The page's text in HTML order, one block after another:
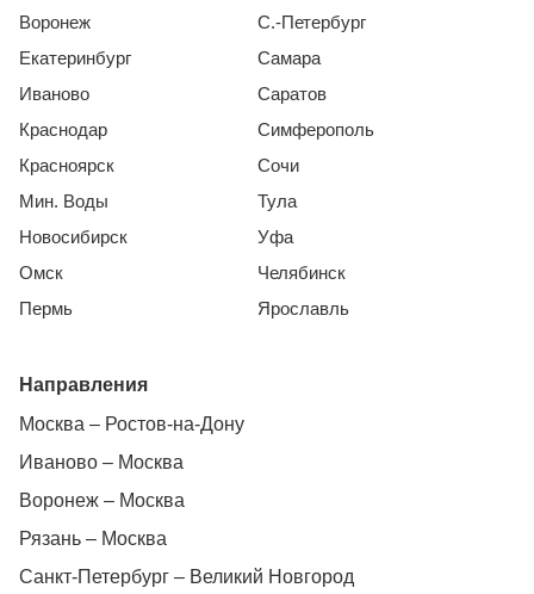
Воронеж
Екатеринбург
Иваново
Краснодар
Красноярск
Мин. Воды
Новосибирск
Омск
Пермь
С.-Петербург
Самара
Саратов
Симферополь
Сочи
Тула
Уфа
Челябинск
Ярославль
Направления
Москва – Ростов-на-Дону
Иваново – Москва
Воронеж – Москва
Рязань – Москва
Санкт-Петербург – Великий Новгород